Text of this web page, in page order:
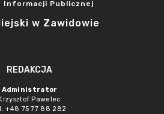
Informacji Publicznej
w Zawidowie
REDAKCJA
Administrator
Pawelec
+48 75 77 88 282